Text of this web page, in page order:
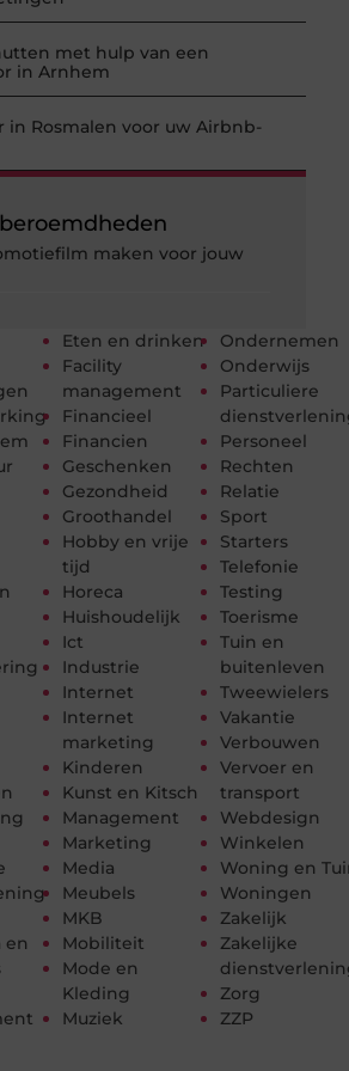
met hulp van een
in Arnhem
in Rosmalen voor uw Airbnb-
en
Eten en drinken
Facility
management
Financieel
Financien
Geschenken
Gezondheid
Groothandel
Hobby en vrije
tijd
Horeca
Huishoudelijk
Ict
Industrie
Internet
Internet
marketing
Kinderen
Kunst en Kitsch
Management
Marketing
Media
Meubels
MKB
Mobiliteit
Mode en
Kleding
Muziek
Ondernemen
Onderwijs
Particuliere
Personeel
Rechten
Relatie
Sport
Starters
Telefonie
Testing
Toerisme
Tuin en
buitenleven
Tweewielers
Vakantie
Verbouwen
Vervoer en
transport
Webdesign
Winkelen
Woning en
Woningen
Zakelijk
Zakelijke
Zorg
ZZP
maken voor jouw